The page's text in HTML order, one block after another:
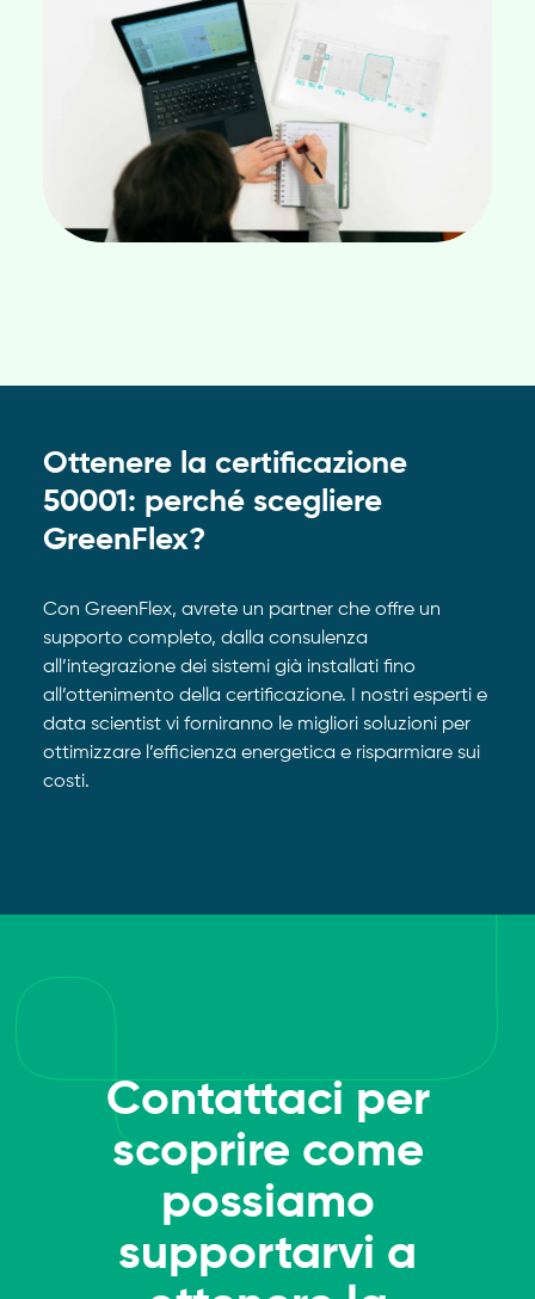
Ottenere la certificazione
50001: perché scegliere
GreenFlex?
Con GreenFlex, avrete un partner che offre un
supporto completo, dalla consulenza
all’integrazione dei sistemi già installati fino
all’ottenimento della certificazione. I nostri esperti e
data scientist vi forniranno le migliori soluzioni per
ottimizzare l’efficienza energetica e risparmiare sui
costi.
Contattaci per
scoprire come
possiamo
supportarvi a